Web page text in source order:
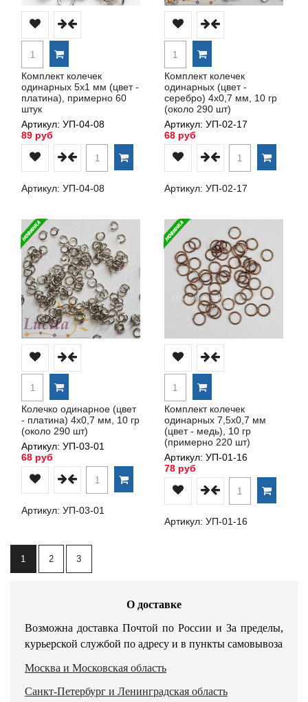
Комплект колечек
одинарных 5х1 мм (цвет -
платина), примерно 60
штук
Артикул: УП-04-08
89 руб
Артикул: УП-04-08
Комплект колечек
одинарных (цвет -
серебро) 4х0,7 мм, 10 гр
(около 290 шт)
Артикул: УП-02-17
68 руб
Артикул: УП-02-17
Колечко одинарное (цвет
- платина) 4х0,7 мм, 10 гр
(около 290 шт)
Артикул: УП-03-01
68 руб
Артикул: УП-03-01
Комплект колечек
одинарных 7,5х0,7 мм
(цвет - медь), 10 гр
(примерно 220 шт)
Артикул: УП-01-16
78 руб
Артикул: УП-01-16
1 2 3
О доставке
Возможна доставка Почтой по России и За пределы,
курьерской службой по адресу и в пункты самовывоза
Москва и Московская область
Санкт-Петербург и Ленинградская область